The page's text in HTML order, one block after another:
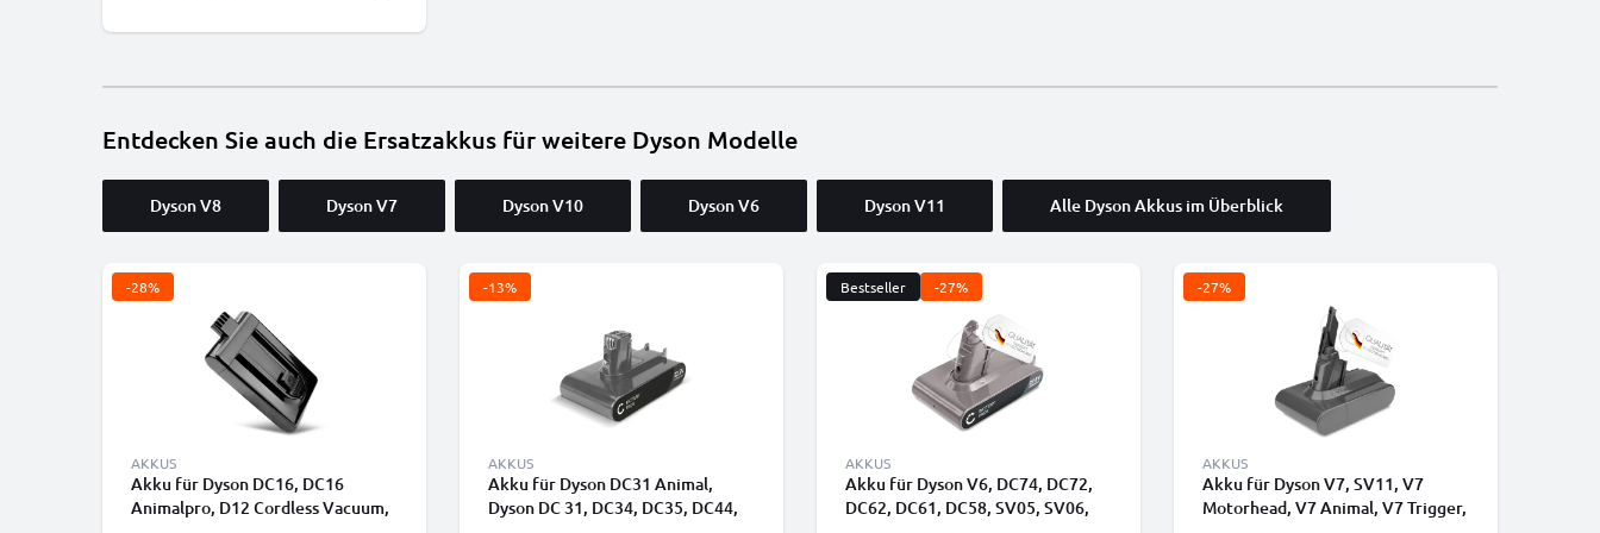
Entdecken Sie auch die Ersatzakkus für weitere Dyson Modelle
Dyson V8 Dyson V7 Dyson V10 Dyson V6 Dyson V11 Alle Dyson Akkus im Überblick
-28%
AKKUS
Akku für Dyson DC16, DC16
Animalpro, D12 Cordless Vacuum,
-13%
AKKUS
Akku für Dyson DC31 Animal,
Dyson DC 31, DC34, DC35, DC44,
Bestseller -27%
AKKUS
Akku für Dyson V6, DC74, DC72,
DC62, DC61, DC58, SV05, SV06,
-27%
AKKUS
Akku für Dyson V7, SV11, V7
Motorhead, V7 Animal, V7 Trigger,